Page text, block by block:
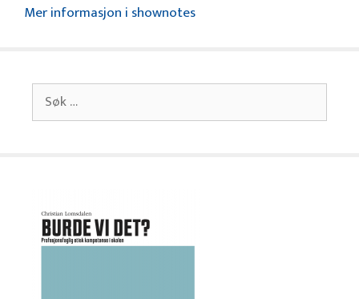
Mer informasjon i shownotes
Søk
etter: